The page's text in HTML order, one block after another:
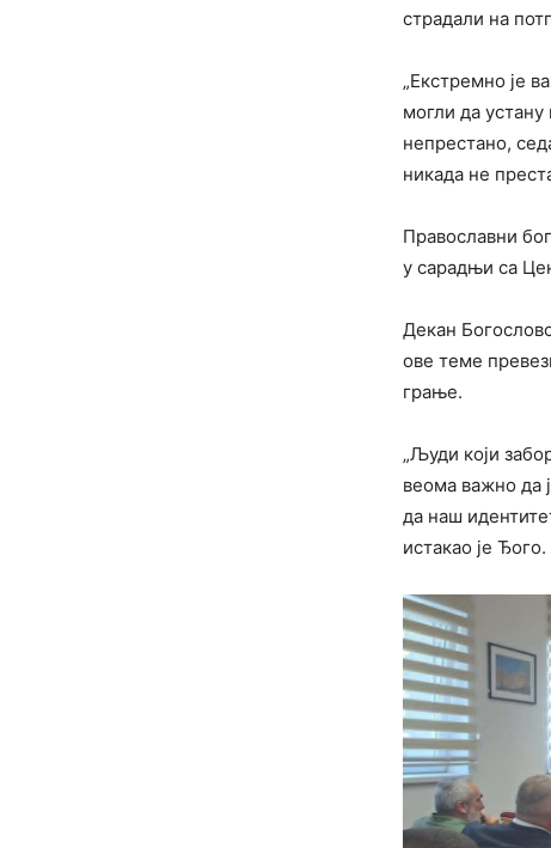
страдали на
„Екстремно је
могли да
непрестано,
никада не
Православни
у сарадњи са
Декан
ове теме
грање.
„Људи који
веома важно да
да наш
истакао је Ђого.